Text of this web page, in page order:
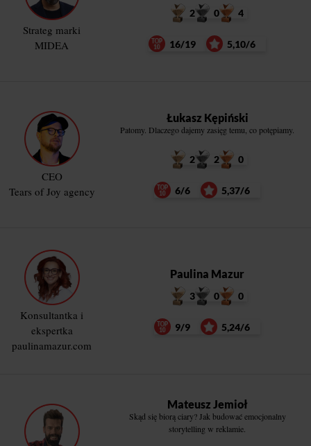
Strateg marki
MIDEA
2 0 4
16/19 5,10/6
CEO
Tears of Joy agency
Łukasz Kępiński
Patomy. Dlaczego dajemy zasięg temu, co potępiamy.
2 2 0
6/6 5,37/6
Konsultantka i
ekspertka
paulinamazur.com
Paulina Mazur
3 0 0
9/9 5,24/6
Mateusz Jemioł
Skąd się biorą ciary? Jak budować emocjonalny
storytelling w reklamie.